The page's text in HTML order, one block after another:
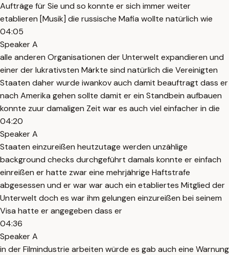
Aufträge für Sie und so konnte er sich immer weiter
etablieren [Musik] die russische Mafia wollte natürlich wie
04:05
Speaker A
alle anderen Organisationen der Unterwelt expandieren und
einer der lukrativsten Märkte sind natürlich die Vereinigten
Staaten daher wurde iwankov auch damit beauftragt dass er
nach Amerika gehen sollte damit er ein Standbein aufbauen
konnte zuur damaligen Zeit war es auch viel einfacher in die
04:20
Speaker A
Staaten einzureißen heutzutage werden unzählige
background checks durchgeführt damals konnte er einfach
einreißen er hatte zwar eine mehrjährige Haftstrafe
abgesessen und er war war auch ein etabliertes Mitglied der
Unterwelt doch es war ihm gelungen einzureißen bei seinem
Visa hatte er angegeben dass er
04:36
Speaker A
in der Filmindustrie arbeiten würde es gab auch eine Warnung